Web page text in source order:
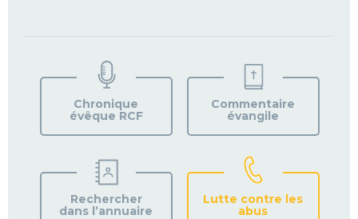
VOTRE
PAROISSE
Chronique
évêque RCF
Commentaire
évangile
Rechercher
dans l’annuaire
Lutte contre les
abus